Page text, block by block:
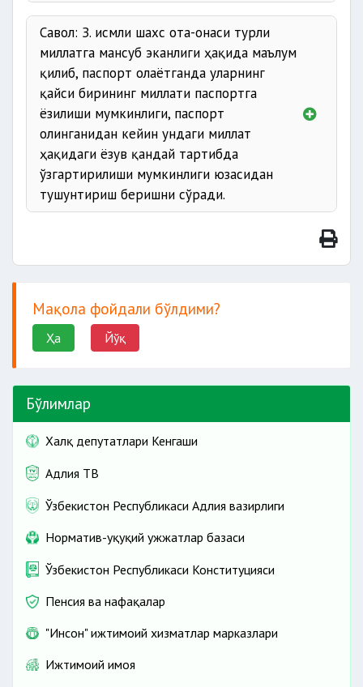
Савол: З. исмли шахс ота-онаси турли
миллатга мансуб эканлиги ҳақида маълум
қилиб, паспорт олаётганда уларнинг
қайси бирининг миллати паспортга
ёзилиши мумкинлиги, паспорт
олинганидан кейин ундаги миллат
ҳақидаги ёзув қандай тартибда
ўзгартирилиши мумкинлиги юзасидан
тушунтириш беришни сўради.
Мақола фойдали бўлдими?
Ҳа Йўқ
Бўлимлар
Халқ депутатлари Кенгаши
Адлия ТВ
Ўзбекистон Республикаси Адлия вазирлиги
Норматив-ҳуқуқий ҳужжатлар базаси
Ўзбекистон Республикаси Конституцияси
Пенсия ва нафақалар
"Инсон" ижтимоий хизматлар марказлари
Ижтимоий ҳимоя